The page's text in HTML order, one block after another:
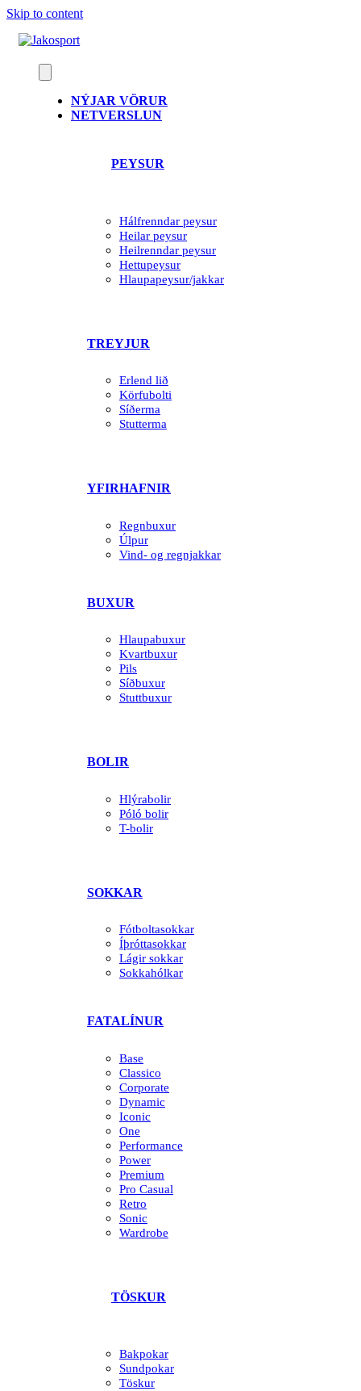
Skip to content
NÝJAR VÖRUR
NETVERSLUN
PEYSUR
Hálfrenndar peysur
Heilar peysur
Heilrenndar peysur
Hettupeysur
Hlaupapeysur/jakkar
TREYJUR
Erlend lið
Körfubolti
Síðerma
Stutterma
YFIRHAFNIR
Regnbuxur
Úlpur
Vind- og regnjakkar
BUXUR
Hlaupabuxur
Kvartbuxur
Pils
Síðbuxur
Stuttbuxur
BOLIR
Hlýrabolir
Póló bolir
T-bolir
SOKKAR
Fótboltasokkar
Íþróttasokkar
Lágir sokkar
Sokkahólkar
FATALÍNUR
Base
Classico
Corporate
Dynamic
Iconic
One
Performance
Power
Premium
Pro Casual
Retro
Sonic
Wardrobe
TÖSKUR
Bakpokar
Sundpokar
Töskur